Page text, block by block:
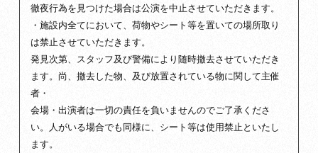
徹夜行為を見つけた場合は公演を中止させていただきます。
・施設内全てにおいて、荷物やシート等を置いての場所取り
は禁止させていただきます。
発見次第、スタッフ及び警備により随時撤去させていただき
ます。尚、撤去した物、及び放置されている物に関して主催
者・
会場・出演者は一切の責任を負いませんのでご了承くださ
い。人がいる場合でも同様に、シート等は使用禁止といたし
ます。